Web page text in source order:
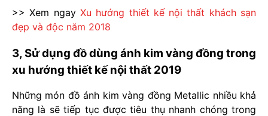
>> Xem ngay Xu hướng thiết kế nội thất khách sạn
đẹp và độc năm 2018
3, Sử dụng đồ dùng ánh kim vàng đồng trong
xu hướng thiết kế nội thất 2019
Những món đồ ánh kim vàng đồng Metallic nhiều khả
năng là sẽ tiếp tục được tiêu thụ nhanh chóng trong